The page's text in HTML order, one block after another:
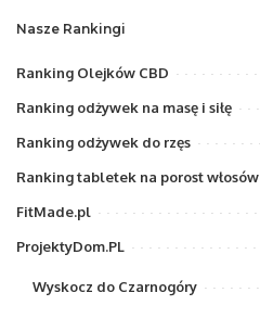
Nasze Rankingi
Ranking Olejków CBD
Ranking odżywek na masę i siłę
Ranking odżywek do rzęs
Ranking tabletek na porost włosów
FitMade.pl
ProjektyDom.PL
Wyskocz do Czarnogóry